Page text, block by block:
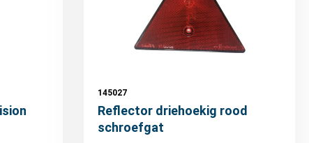
145027
Reflector driehoekig rood
schroefgat